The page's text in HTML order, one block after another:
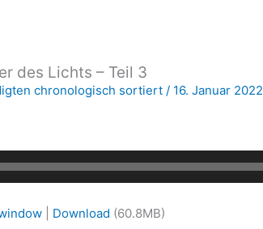
des Lichts – Teil 3
chronologisch sortiert / 16. Januar 2022
Download (60.8MB)